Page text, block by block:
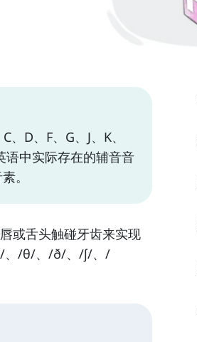
D、F、G、J、K、
语中实际存在的辅音音
。
或舌头触碰牙齿来实现
、/θ/、/ð/、/ʃ/、/